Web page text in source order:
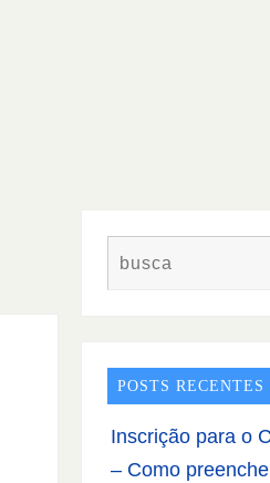
POSTS RECENTES
Inscrição para o
– Como